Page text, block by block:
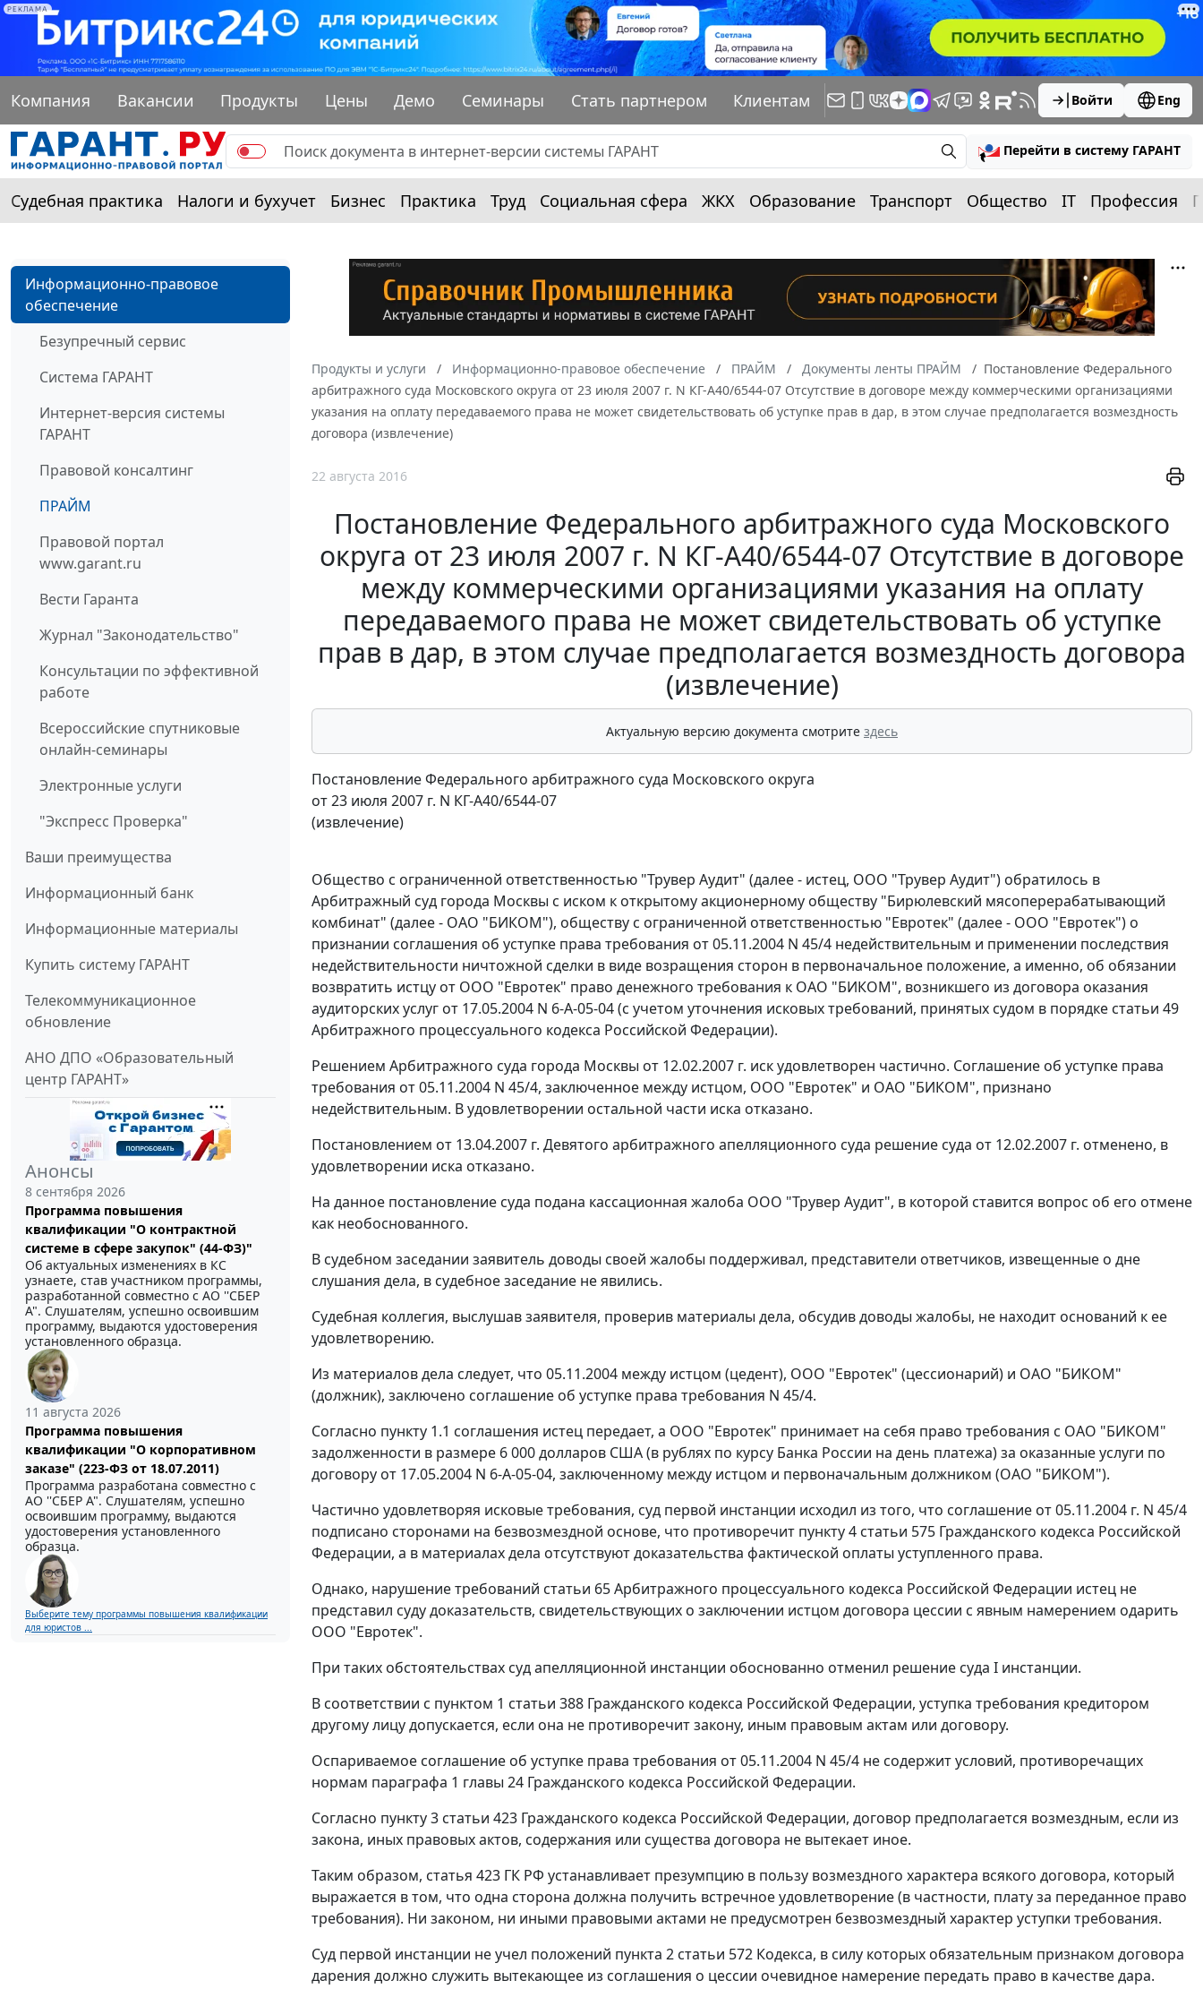
РЕКЛАМА
Компания Вакансии Продукты Цены Демо Семинары Стать партнером Клиентам Войти Eng
Перейти в систему ГАРАНТ
Судебная практика Налоги и бухучет Бизнес Практика Труд Социальная сфера ЖКХ Образование Транспорт Общество IT Профессия
Информационно-правовое
обеспечение
Безупречный сервис
Система ГАРАНТ
Интернет-версия системы
ГАРАНТ
Правовой консалтинг
ПРАЙМ
Правовой портал
www.garant.ru
Вести Гаранта
Журнал "Законодательство"
Консультации по эффективной
работе
Всероссийские спутниковые
онлайн-семинары
Электронные услуги
"Экспресс Проверка"
Ваши преимущества
Информационный банк
Информационные материалы
Купить систему ГАРАНТ
Телекоммуникационное
обновление
АНО ДПО «Образовательный
центр ГАРАНТ»
Анонсы
8 сентября 2026
Программа повышения
квалификации "О контрактной
системе в сфере закупок" (44-ФЗ)"
Об актуальных изменениях в КС
узнаете, став участником программы,
разработанной совместно с АО ''СБЕР
А". Слушателям, успешно освоившим
программу, выдаются удостоверения
установленного образца.
11 августа 2026
Программа повышения
квалификации "О корпоративном
заказе" (223-ФЗ от 18.07.2011)
Программа разработана совместно с
АО ''СБЕР А". Слушателям, успешно
освоившим программу, выдаются
удостоверения установленного
образца.
Выберите тему программы повышения квалификации
для юристов ...
Продукты и услуги Информационно-правовое обеспечение ПРАЙМ Документы ленты ПРАЙМ
Постановление Федерального
арбитражного суда Московского округа от 23 июля 2007 г. N КГ-А40/6544-07 Отсутствие в договоре между коммерческими организациями
указания на оплату передаваемого права не может свидетельствовать об уступке прав в дар, в этом случае предполагается возмездность
договора (извлечение)
22 августа 2016
Постановление Федерального арбитражного суда Московского
округа от 23 июля 2007 г. N КГ-А40/6544-07 Отсутствие в договоре
между коммерческими организациями указания на оплату
передаваемого права не может свидетельствовать об уступке
прав в дар, в этом случае предполагается возмездность договора
(извлечение)
Актуальную версию документа смотрите здесь
Постановление Федерального арбитражного суда Московского округа
от 23 июля 2007 г. N КГ-А40/6544-07
(извлечение)
Общество с ограниченной ответственностью "Трувер Аудит" (далее - истец, ООО "Трувер Аудит") обратилось в
Арбитражный суд города Москвы с иском к открытому акционерному обществу "Бирюлевский мясоперерабатывающий
комбинат" (далее - ОАО "БИКОМ"), обществу с ограниченной ответственностью "Евротек" (далее - ООО "Евротек") о
признании соглашения об уступке права требования от 05.11.2004 N 45/4 недействительным и применении последствия
недействительности ничтожной сделки в виде возращения сторон в первоначальное положение, а именно, об обязании
возвратить истцу от ООО "Евротек" право денежного требования к ОАО "БИКОМ", возникшего из договора оказания
аудиторских услуг от 17.05.2004 N 6-А-05-04 (с учетом уточнения исковых требований, принятых судом в порядке статьи 49
Арбитражного процессуального кодекса Российской Федерации).
Решением Арбитражного суда города Москвы от 12.02.2007 г. иск удовлетворен частично. Соглашение об уступке права
требования от 05.11.2004 N 45/4, заключенное между истцом, ООО "Евротек" и ОАО "БИКОМ", признано
недействительным. В удовлетворении остальной части иска отказано.
Постановлением от 13.04.2007 г. Девятого арбитражного апелляционного суда решение суда от 12.02.2007 г. отменено, в
удовлетворении иска отказано.
На данное постановление суда подана кассационная жалоба ООО "Трувер Аудит", в которой ставится вопрос об его отмене
как необоснованного.
В судебном заседании заявитель доводы своей жалобы поддерживал, представители ответчиков, извещенные о дне
слушания дела, в судебное заседание не явились.
Судебная коллегия, выслушав заявителя, проверив материалы дела, обсудив доводы жалобы, не находит оснований к ее
удовлетворению.
Из материалов дела следует, что 05.11.2004 между истцом (цедент), ООО "Евротек" (цессионарий) и ОАО "БИКОМ"
(должник), заключено соглашение об уступке права требования N 45/4.
Согласно пункту 1.1 соглашения истец передает, а ООО "Евротек" принимает на себя право требования с ОАО "БИКОМ"
задолженности в размере 6 000 долларов США (в рублях по курсу Банка России на день платежа) за оказанные услуги по
договору от 17.05.2004 N 6-А-05-04, заключенному между истцом и первоначальным должником (ОАО "БИКОМ").
Частично удовлетворяя исковые требования, суд первой инстанции исходил из того, что соглашение от 05.11.2004 г. N 45/4
подписано сторонами на безвозмездной основе, что противоречит пункту 4 статьи 575 Гражданского кодекса Российской
Федерации, а в материалах дела отсутствуют доказательства фактической оплаты уступленного права.
Однако, нарушение требований статьи 65Арбитражного процессуального кодекса Российской Федерации истец не
представил суду доказательств, свидетельствующих о заключении истцом договора цессии с явным намерением одарить
ООО "Евротек".
При таких обстоятельствах суд апелляционной инстанции обоснованно отменил решение суда I инстанции.
В соответствии с пунктом 1 статьи 388 Гражданского кодекса Российской Федерации, уступка требования кредитором
другому лицу допускается, если она не противоречит закону, иным правовым актам или договору.
Оспариваемое соглашение об уступке права требования от 05.11.2004 N 45/4 не содержит условий, противоречащих
нормам параграфа 1 главы 24 Гражданского кодекса Российской Федерации.
Согласно пункту 3 статьи 423 Гражданского кодекса Российской Федерации, договор предполагается возмездным, если из
закона, иных правовых актов, содержания или существа договора не вытекает иное.
Таким образом, статья 423 ГК РФ устанавливает презумпцию в пользу возмездного характера всякого договора, который
выражается в том, что одна сторона должна получить встречное удовлетворение (в частности, плату за переданное право
требования). Ни законом, ни иными правовыми актами не предусмотрен безвозмездный характер уступки требования.
Суд первой инстанции не учел положений пункта 2 статьи 572 Кодекса, в силу которых обязательным признаком договора
дарения должно служить вытекающее из соглашения о цессии очевидное намерение передать право в качестве дара.